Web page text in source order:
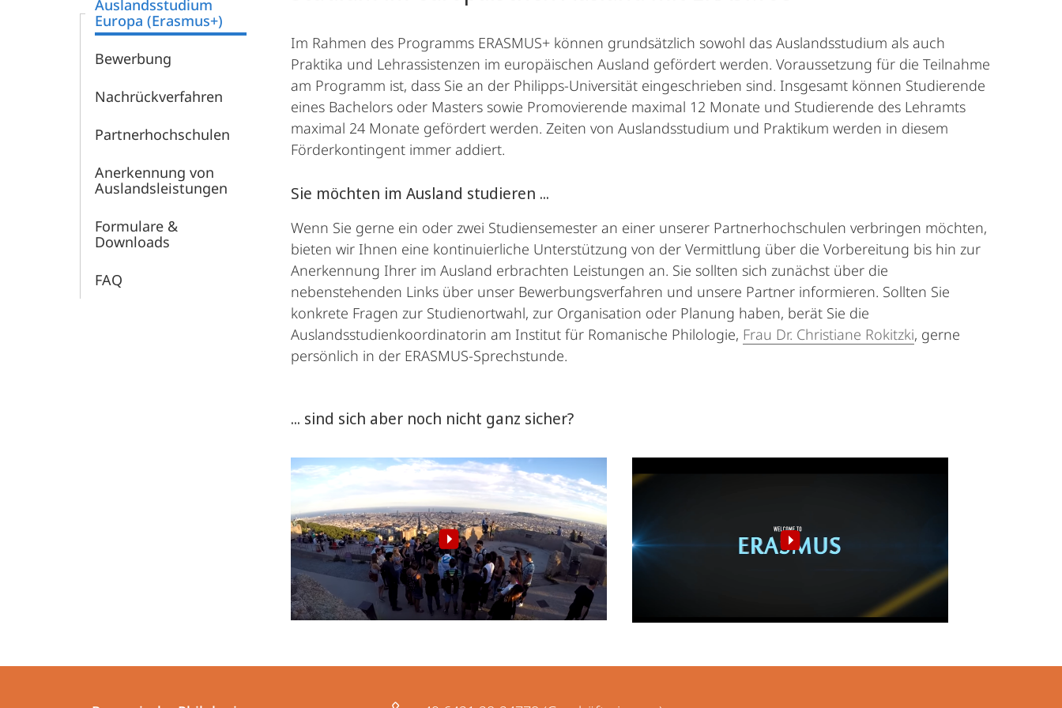
Auslandsstudium
Europa (Erasmus+)
Bewerbung
Nachrückverfahren
Partnerhochschulen
Anerkennung von
Auslandsleistungen
Formulare &
Downloads
FAQ
Im Rahmen des Programms ERASMUS+ können grundsätzlich sowohl das Auslandsstudium als auch
Praktika und Lehrassistenzen im europäischen Ausland gefördert werden. Voraussetzung für die Teilnahme
am Programm ist, dass Sie an der Philipps-Universität eingeschrieben sind. Insgesamt können Studierende
eines Bachelors oder Masters sowie Promovierende maximal 12 Monate und Studierende des Lehramts
maximal 24 Monate gefördert werden. Zeiten von Auslandsstudium und Praktikum werden in diesem
Förderkontingent immer addiert.
Sie möchten im Ausland studieren ...
Wenn Sie gerne ein oder zwei Studiensemester an einer unserer Partnerhochschulen verbringen möchten,
bieten wir Ihnen eine kontinuierliche Unterstützung von der Vermittlung über die Vorbereitung bis hin zur
Anerkennung Ihrer im Ausland erbrachten Leistungen an. Sie sollten sich zunächst über die
nebenstehenden Links über unser Bewerbungsverfahren und unsere Partner informieren. Sollten Sie
konkrete Fragen zur Studienortwahl, zur Organisation oder Planung haben, berät Sie die
Auslandsstudienkoordinatorin am Institut für Romanische Philologie, Frau Dr. Christiane Rokitzki, gerne
persönlich in der ERASMUS-Sprechstunde.
... sind sich aber noch nicht ganz sicher?